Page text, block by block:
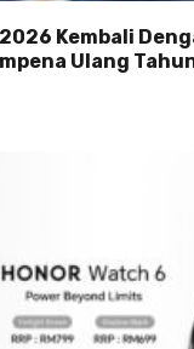
Kembali
Ulang